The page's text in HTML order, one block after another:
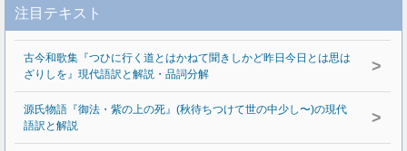
注目テキスト
古今和歌集『つひに行く道とはかねて聞きしかど昨日今日とは思は
ざりしを』現代語訳と解説・品詞分解
>
源氏物語『御法・紫の上の死』(秋待ちつけて世の中少し〜)の現代
語訳と解説
>